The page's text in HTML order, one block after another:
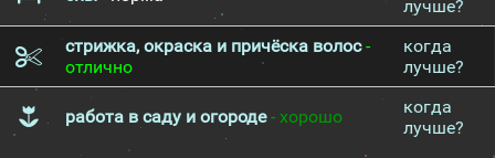
лучше?
стрижка, окраска и причёска волос-
отлично
когда
лучше?
работа в саду и огороде- хорошо
когда
лучше?